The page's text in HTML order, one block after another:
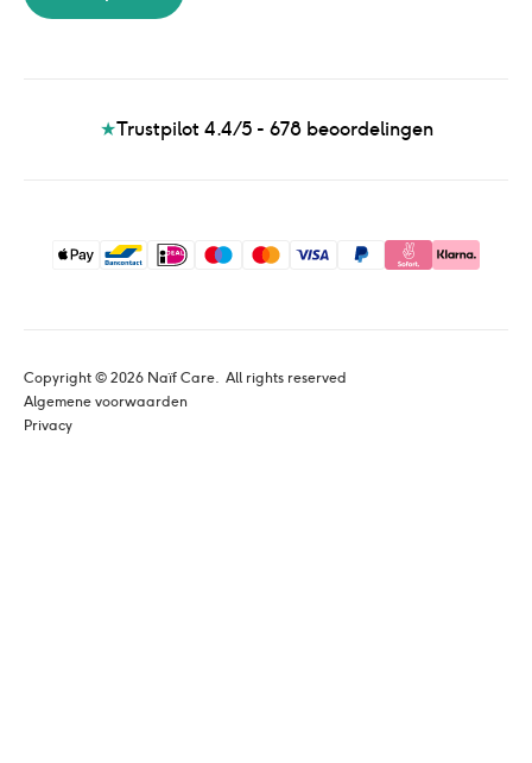
★Trustpilot 4.4/5 - 678 beoordelingen
Copyright © 2026 Naïf Care. All rights reserved
Algemene voorwaarden
Privacy